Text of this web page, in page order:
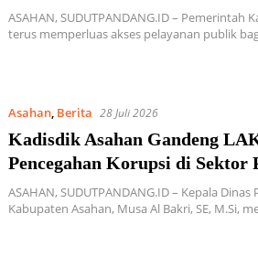
ASAHAN, SUDUTPANDANG.ID – Pemerintah
terus memperluas akses pelayanan publik
Asahan, Berita 28 Juli 2026
Kadisdik Asahan Gandeng
Pencegahan Korupsi di Sektor
ASAHAN, SUDUTPANDANG.ID – ​Kepala
Kabupaten Asahan, Musa Al Bakri, SE, M.Si,